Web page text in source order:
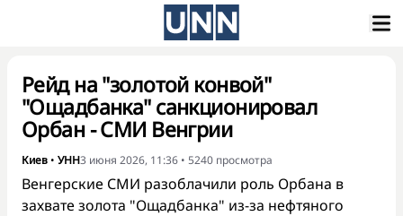
Рейд на "золотой конвой"
"Ощадбанка" санкционировал
Орбан - СМИ Венгрии
Киев • УНН3 июня 2026, 11:36 • 5240 просмотра
Венгерские СМИ разоблачили роль Орбана в
захвате золота "Ощадбанка" из-за нефтяного